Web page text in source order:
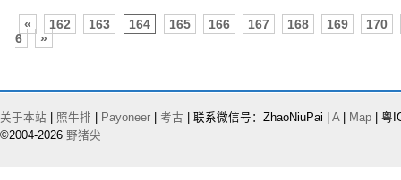
« 162 163 164 165 166 167 168 169
170
6
»
关于本站 照牛排 Payoneer 考古 | 联系微信号：ZhaoNiuPai | A| Map | 粤
©2004-2026 野猪尖